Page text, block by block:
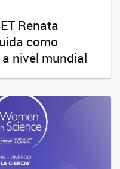
Renata
como
nivel mundial